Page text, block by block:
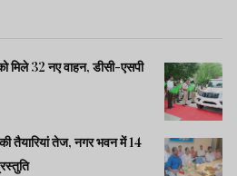
मिले 32 नए वाहन, डीसी-एसपी
तैयारियां तेज, नगर भवन में 14